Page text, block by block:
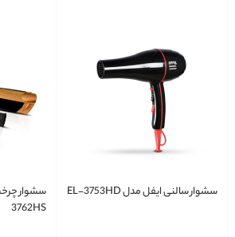
سشوار سالنی ایفل مدل EL-3753HD
3762HS